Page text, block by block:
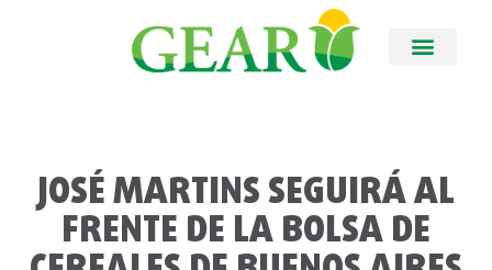
JOSÉ MARTINS SEGUIRÁ AL
FRENTE DE LA BOLSA DE